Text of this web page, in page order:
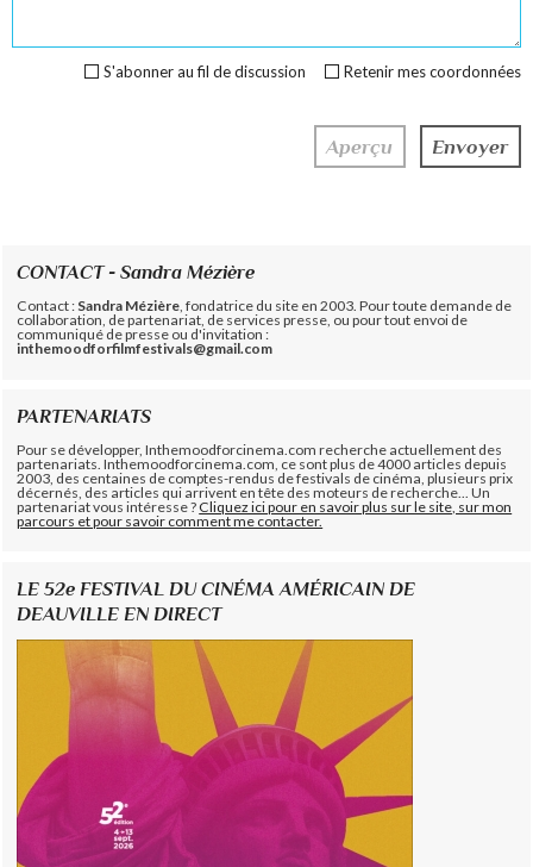
Retenir mes coordonnées
S'abonner au fil de discussion
CONTACT - Sandra Mézière
Contact : Sandra Mézière , fondatrice du site en 2003. Pour toute demande de
collaboration, de partenariat, de services presse, ou pour tout envoi de
communiqué de presse ou d'invitation :
inthemoodforfilmfestivals@gmail.com
PARTENARIATS
Pour se développer, Inthemoodforcinema.com recherche actuellement des
partenariats. Inthemoodforcinema.com, ce sont plus de 4000 articles depuis
2003, des centaines de comptes-rendus de festivals de cinéma, plusieurs prix
décernés, des articles qui arrivent en tête des moteurs de recherche... Un
partenariat vous intéresse ?Cliquez ici pour en savoir plus sur le site, sur mon
parcours et pour savoir comment me contacter.
LE 52e FESTIVAL DU CINÉMA AMÉRICAIN DE
DEAUVILLE EN DIRECT